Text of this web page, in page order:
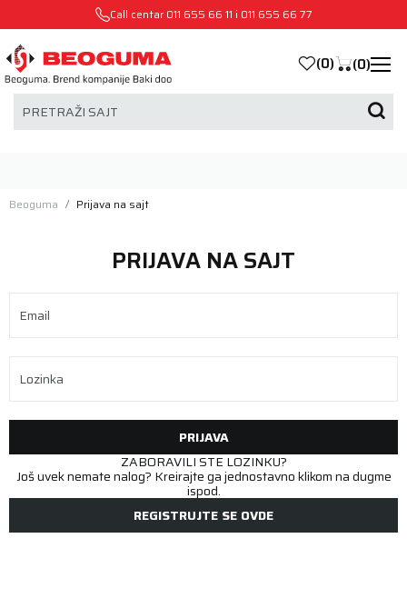
Call centar 011 655 66 11 i 011 655 66 77
PRETRAŽI SAJT
(0) (0)
Beoguma Prijava na sajt
PRIJAVA NA SAJT
Email
Lozinka
PRIJAVA
ZABORAVILI STE LOZINKU?
Još uvek nemate nalog? Kreirajte ga jednostavno klikom na dugme
ispod.
REGISTRUJTE SE OVDE